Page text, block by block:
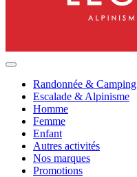
Randonnée & Camping
Escalade & Alpinisme
Homme
Femme
Enfant
Autres activités
Nos marques
Promotions